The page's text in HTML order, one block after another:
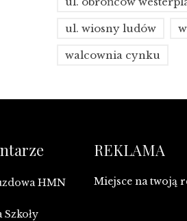
ul. wiosny ludów
walcownia cynku
HMN
REKLAMA
Miejsce na twoją